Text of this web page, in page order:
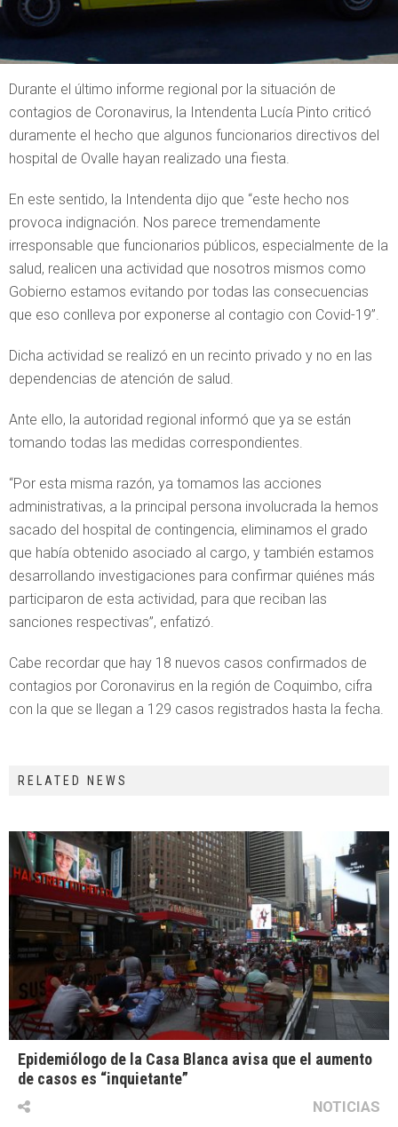
Durante el último informe regional por la situación de
contagios de Coronavirus, la Intendenta Lucía Pinto criticó
duramente el hecho que algunos funcionarios directivos del
hospital de Ovalle hayan realizado una fiesta.
En este sentido, la Intendenta dijo que “este hecho nos
provoca indignación. Nos parece tremendamente
irresponsable que funcionarios públicos, especialmente de la
salud, realicen una actividad que nosotros mismos como
Gobierno estamos evitando por todas las consecuencias
que eso conlleva por exponerse al contagio con Covid-19”.
Dicha actividad se realizó en un recinto privado y no en las
dependencias de atención de salud.
Ante ello, la autoridad regional informó que ya se están
tomando todas las medidas correspondientes.
“Por esta misma razón, ya tomamos las acciones
administrativas, a la principal persona involucrada la hemos
sacado del hospital de contingencia, eliminamos el grado
que había obtenido asociado al cargo, y también estamos
desarrollando investigaciones para confirmar quiénes más
participaron de esta actividad, para que reciban las
sanciones respectivas”, enfatizó.
Cabe recordar que hay 18 nuevos casos confirmados de
contagios por Coronavirus en la región de Coquimbo, cifra
con la que se llegan a 129 casos registrados hasta la fecha.
RELATED NEWS
Epidemiólogo de la Casa Blanca avisa que el aumento
de casos es “inquietante”
NOTICIAS